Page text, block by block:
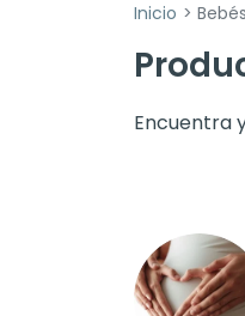
Inicio
Encuentra